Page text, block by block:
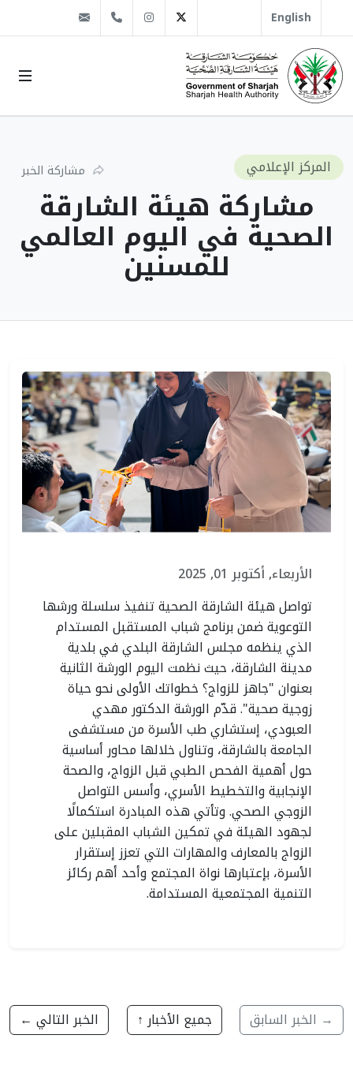
English
Twitter
Instagram
1666 509 6 971+
المركز الإعلامي مشاركة الخبر
مشاركة هيئة الشارقة
الصحية في اليوم العالمي
للمسنين
الأربعاء, أكتوبر 01, 2025
تواصل هيئة الشارقة الصحية تنفيذ سلسلة ورشها
التوعوية ضمن برنامج شباب المستقبل المستدام
الذي ينظمه مجلس الشارقة البلدي في بلدية
مدينة الشارقة، حيث نظمت اليوم الورشة الثانية
بعنوان "جاهز للزواج؟ خطواتك الأولى نحو حياة
زوجية صحية". قدّم الورشة الدكتور مهدي
العبودي، إستشاري طب الأسرة من مستشفى
الجامعة بالشارقة، وتناول خلالها محاور أساسية
حول أهمية الفحص الطبي قبل الزواج، والصحة
الإنجابية والتخطيط الأسري، وأسس التواصل
الزوجي الصحي. وتأتي هذه المبادرة استكمالًا
لجهود الهيئة في تمكين الشباب المقبلين على
الزواج بالمعارف والمهارات التي تعزز إستقرار
الأسرة، بإعتبارها نواة المجتمع وأحد أهم ركائز
التنمية المجتمعية المستدامة.
→ الخبر السابق جميع الأخبار ↑ الخبر التالي ←